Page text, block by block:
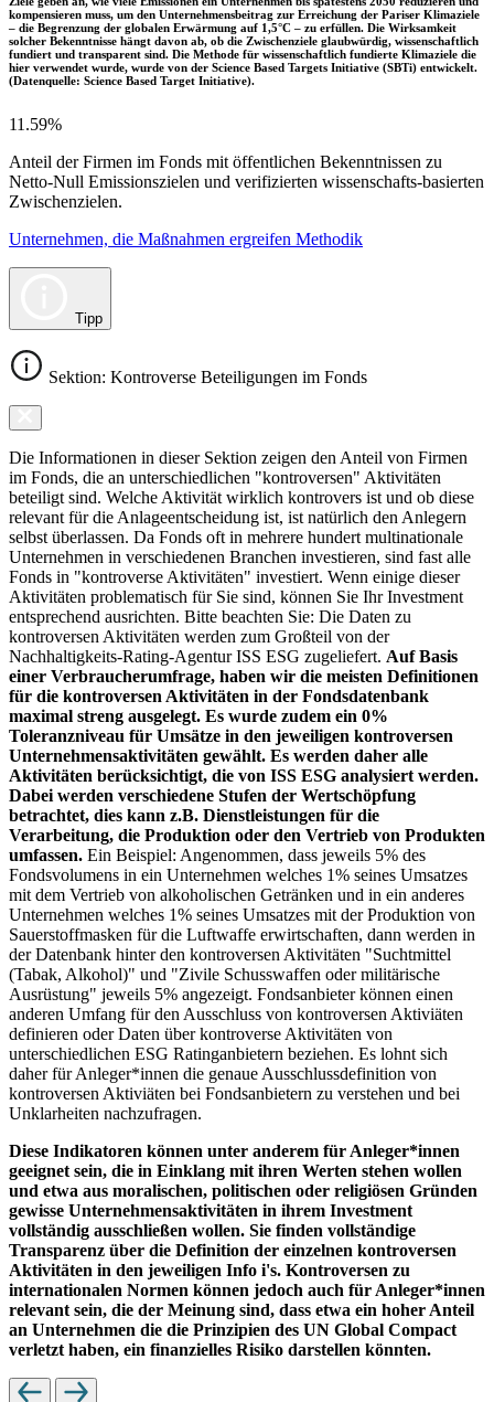
kompensieren muss, um den Unternehmensbeitrag zur Erreichung der Pariser Klimaziele
– die Begrenzung der globalen Erwärmung auf 1,5°C – zu erfüllen. Die Wirksamkeit
solcher Bekenntnisse hängt davon ab, ob die Zwischenziele glaubwürdig, wissenschaftlich
fundiert und transparent sind. Die Methode für wissenschaftlich fundierte Klimaziele die
hier verwendet wurde, wurde von der Science Based Targets Initiative (SBTi) entwickelt.
(Datenquelle: Science Based Target Initiative).
11.59%
Anteil der Firmen im Fonds mit öffentlichen Bekenntnissen zu
Netto-Null Emissionszielen und verifizierten wissenschafts-basierten
Zwischenzielen.
Unternehmen, die Maßnahmen ergreifen Methodik
Tipp
Sektion: Kontroverse Beteiligungen im Fonds
Die Informationen in dieser Sektion zeigen den Anteil von Firmen
im Fonds, die an unterschiedlichen "kontroversen" Aktivitäten
beteiligt sind. Welche Aktivität wirklich kontrovers ist und ob diese
relevant für die Anlageentscheidung ist, ist natürlich den Anlegern
selbst überlassen. Da Fonds oft in mehrere hundert multinationale
Unternehmen in verschiedenen Branchen investieren, sind fast alle
Fonds in "kontroverse Aktivitäten" investiert. Wenn einige dieser
Aktivitäten problematisch für Sie sind, können Sie Ihr Investment
entsprechend ausrichten. Bitte beachten Sie: Die Daten zu
kontroversen Aktivitäten werden zum Großteil von der
Nachhaltigkeits-Rating-Agentur ISS ESG zugeliefert. Auf Basis
einer Verbraucherumfrage, haben wir die meisten Definitionen
für die kontroversen Aktivitäten in der Fondsdatenbank
maximal streng ausgelegt. Es wurde zudem ein 0%
Toleranzniveau für Umsätze in den jeweiligen kontroversen
Unternehmensaktivitäten gewählt. Es werden daher alle
Aktivitäten berücksichtigt, die von ISS ESG analysiert werden.
Dabei werden verschiedene Stufen der Wertschöpfung
betrachtet, dies kann z.B. Dienstleistungen für die
Verarbeitung, die Produktion oder den Vertrieb von Produkten
umfassen. Ein Beispiel: Angenommen, dass jeweils 5% des
Fondsvolumens in ein Unternehmen welches 1% seines Umsatzes
mit dem Vertrieb von alkoholischen Getränken und in ein anderes
Unternehmen welches 1% seines Umsatzes mit der Produktion von
Sauerstoffmasken für die Luftwaffe erwirtschaften, dann werden in
der Datenbank hinter den kontroversen Aktivitäten "Suchtmittel
(Tabak, Alkohol)" und "Zivile Schusswaffen oder militärische
Ausrüstung" jeweils 5% angezeigt. Fondsanbieter können einen
anderen Umfang für den Ausschluss von kontroversen Aktiviäten
definieren oder Daten über kontroverse Aktivitäten von
unterschiedlichen ESG Ratinganbietern beziehen. Es lohnt sich
daher für Anleger*innen die genaue Ausschlussdefinition von
kontroversen Aktiviäten bei Fondsanbietern zu verstehen und bei
Unklarheiten nachzufragen.
Diese Indikatoren können unter anderem für Anleger*innen
geeignet sein, die in Einklang mit ihren Werten stehen wollen
und etwa aus moralischen, politischen oder religiösen Gründen
gewisse Unternehmensaktivitäten in ihrem Investment
vollständig ausschließen wollen. Sie finden vollständige
Transparenz über die Definition der einzelnen kontroversen
Aktivitäten in den jeweiligen Info i's. Kontroversen zu
internationalen Normen können jedoch auch für Anleger*innen
relevant sein, die der Meinung sind, dass etwa ein hoher Anteil
an Unternehmen die die Prinzipien des UN Global Compact
verletzt haben, ein finanzielles Risiko darstellen könnten.